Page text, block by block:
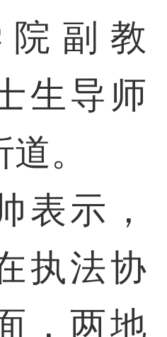
副教
生导师
。
示，
执法协
，两地